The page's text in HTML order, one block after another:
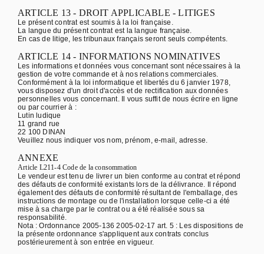
ARTICLE 13 - DROIT APPLICABLE - LITIGES
Le présent contrat est soumis à la loi française.
La langue du présent contrat est la langue française.
En cas de litige, les tribunaux français seront seuls compétents.
ARTICLE 14 - INFORMATIONS NOMINATIVES
Les informations et données vous concernant sont nécessaires à la
gestion de votre commande et à nos relations commerciales.
Conformément à la loi informatique et libertés du 6 janvier 1978,
vous disposez d'un droit d'accès et de rectification aux données
personnelles vous concernant. Il vous suffit de nous écrire en ligne
ou par courrier à :
Lutin ludique
11 grand rue
22 100 DINAN
Veuillez nous indiquer vos nom, prénom, e-mail, adresse.
ANNEXE
Article L211-4 Code de la consommation
Le vendeur est tenu de livrer un bien conforme au contrat et répond
des défauts de conformité existants lors de la délivrance. Il répond
également des défauts de conformité résultant de l'emballage, des
instructions de montage ou de l'installation lorsque celle-ci a été
mise à sa charge par le contrat ou a été réalisée sous sa
responsabilité.
Nota : Ordonnance 2005-136 2005-02-17 art. 5 : Les dispositions de
la présente ordonnance s'appliquent aux contrats conclus
postérieurement à son entrée en vigueur.